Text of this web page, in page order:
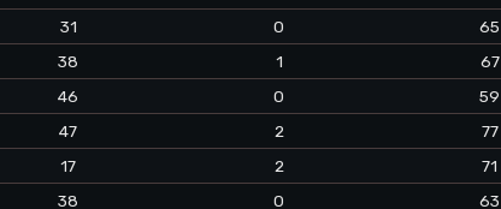
31 0 65
38 1 67
46 0 59
47 2 77
17 2 71
38 0 63